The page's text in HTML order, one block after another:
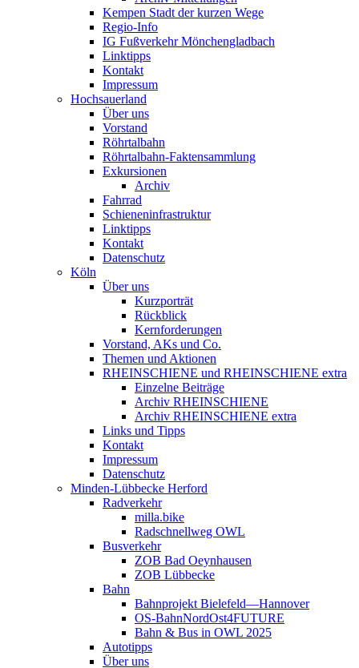
Kempen Stadt der kurzen Wege
Regio-Info
IG Fußverkehr Mönchengladbach
Linktipps
Kontakt
Impressum
Hochsauerland
Über uns
Vorstand
Röhrtalbahn
Röhrtalbahn-Faktensammlung
Exkursionen
Archiv
Fahrrad
Schieneninfrastruktur
Linktipps
Kontakt
Datenschutz
Köln
Über uns
Kurzporträt
Rückblick
Kernforderungen
Vorstand, AKs und Co.
Themen und Aktionen
RHEINSCHIENE und RHEINSCHIENE extra
Einzelne Beiträge
Archiv RHEINSCHIENE
Archiv RHEINSCHIENE extra
Links und Tipps
Kontakt
Impressum
Datenschutz
Minden-Lübbecke Herford
Radverkehr
milla.bike
Radschnellweg OWL
Busverkehr
ZOB Bad Oeynhausen
ZOB Lübbecke
Bahn
Bahnprojekt Bielefeld—Hannover
OS-BahnNordOst4FUTURE
Bahn & Bus in OWL 2025
Autotipps
Über uns